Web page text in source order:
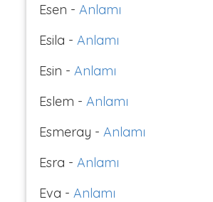
Esen - Anlamı
Esila - Anlamı
Esin - Anlamı
Eslem - Anlamı
Esmeray - Anlamı
Esra - Anlamı
Eva - Anlamı